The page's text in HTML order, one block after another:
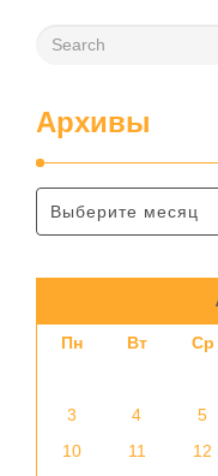
Архивы
Пн Вт Ср
3
4 5
10
11 12